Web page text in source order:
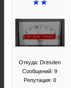
Откуда: Dresden
Сообщений: 9
Репутация: 0